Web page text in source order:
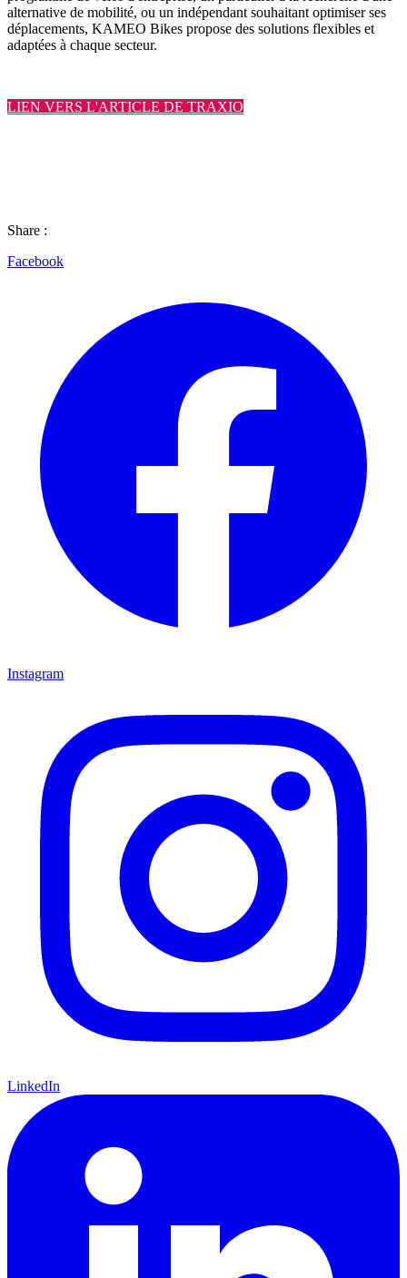
alternative de mobilité, ou un indépendant souhaitant optimiser ses
déplacements, KAMEO Bikes propose des solutions flexibles et
adaptées à chaque secteur.
LIEN VERS L'ARTICLE DE TRAXIO
Share :
Facebook
Instagram
LinkedIn